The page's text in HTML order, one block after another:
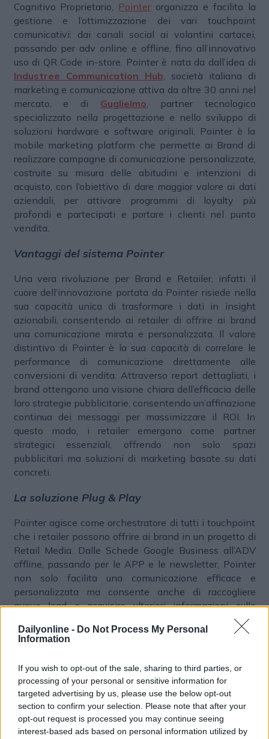
Dailyonline - Do Not Process My Personal
Information
If you wish to opt-out of the sale, sharing to third parties, or
processing of your personal or sensitive information for
targeted advertising by us, please use the below opt-out
section to confirm your selection. Please note that after your
opt-out request is processed you may continue seeing
interest-based ads based on personal information utilized by
Cognitivo Proprietario, Pointer organizza e facilita la
gestione e l’ottimizzazione dei vari touchpoint
comunicativi: dai canali social ai volantini cartacei,
passando per adv online e offline, fino all’innovativo
uso di QR Code in-store. Pointer è nata da dall’idea di
Industree Communication Hub, società italiana di
marketing e comunicazione attiva da oltre 30 anni nel
mercato, e di Guglielmo, partner tecnologico
specializzato nella progettazione e nello sviluppo di
soluzioni hardware e software originali, Pointer è la
mobile marketing platform che permette ai Brand di
realizzare campagne di comunicazione personalizzate,
costruite su misura delle abitudini e intenzioni di
acquisto, con l’obiettivo di dare maggior valore ai dati
aziendali, per attivare programmi di loyalty più
profondi e partecipati e portare i clienti nel punto
vendita.
Vantaggi del sistema Pointer
Una vera rivoluzione per Brand e Retailer, infatti il
cuore dell’innovazione portata da Pointer risiede nella
sua capacità unica di trasformare i dati in insight
azionabili, consentendo ai retailer di offrire ai brand
una comunicazione mirata e personalizzata. Il valore
distintivo di Pointer è la sua capacità di correlare le
performance di comunicazione direttamente alle
conversioni di vendita. Attraverso report dettagliati, i
brand ottengono una visione chiara dell’efficacia delle
loro strategie pubblicitarie, consentendo un’affinazione
continua dei messaggi per massimizzare il ROI. In
questo modo, i retailer emergono come partner
strategici essenziali, offrendo non solo spazi
pubblicitari ma soluzioni di marketing basate su dati
concreti.
La soluzione Plug & Play
Pointer agisce come orchestratore di tutti i touchpoint
che i retailer possono offrire ai brand in un progetto di
Retail Media. Dalle Schede Google Business all’ADV
offline, passando per le APP e le newsletter, Pointer
non solo facilita una comunicazione efficace e
personalizzata ma consente anche di raccogliere
nuove lead e acquisire ulteriori informazioni sulle
attitudini di acquisto degli utenti. Questi dati diventano
strumenti preziosi per analizzare le performance di
per campagne media rivolte ai brand. In conclusione,
Pointer è la piattaforma tecnologica che permette ai
retailer di diventare hub di comunicazione e marketing
di alta precisione, guidando l’evoluzione dell’industria
verso una comunicazione retail sempre più efficace e